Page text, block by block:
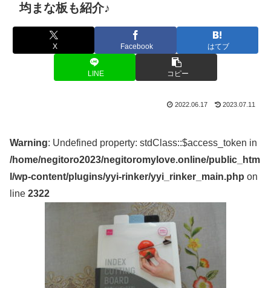
均まな板も紹介♪
X Facebook はてブ
LINE コピー
2022.06.17 2023.07.11
Warning: Undefined property: stdClass::$access_token in
/home/negitoro2023/negitoromylove.online/public_htm
l/wp-content/plugins/yyi-rinker/yyi_rinker_main.php on
line 2322